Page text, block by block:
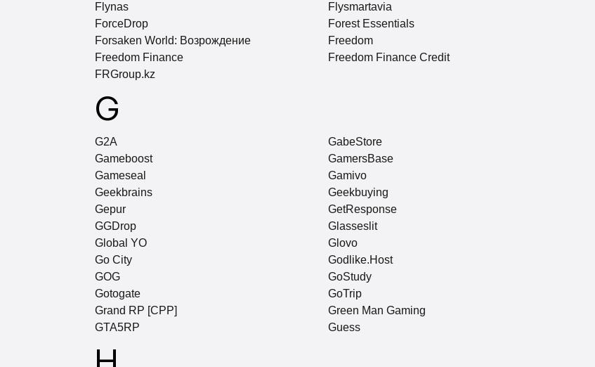
Flynas
Flysmartavia
ForceDrop
Forest Essentials
Forsaken World: Возрождение
Freedom
Freedom Finance
Freedom Finance Credit
FRGroup.kz
G
G2A
GabeStore
Gameboost
GamersBase
Gameseal
Gamivo
Geekbrains
Geekbuying
Gepur
GetResponse
GGDrop
Glasseslit
Global YO
Glovo
Go City
Godlike.Host
GOG
GoStudy
Gotogate
GoTrip
Grand RP [CPP]
Green Man Gaming
GTA5RP
Guess